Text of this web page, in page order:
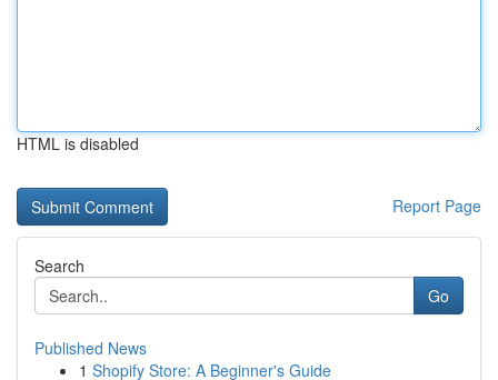
HTML is disabled
Report Page
Search
Go
Published News
1 Shopify Store: A Beginner's Guide